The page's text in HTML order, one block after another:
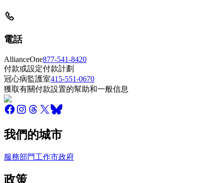
電話
AllianceOne877-541-8420
付款或設定付款計劃
冠心病監護室415-551-0670
獲取有關付款設置的幫助和一般信息
我們的城市
服務部門工作市政府
政策